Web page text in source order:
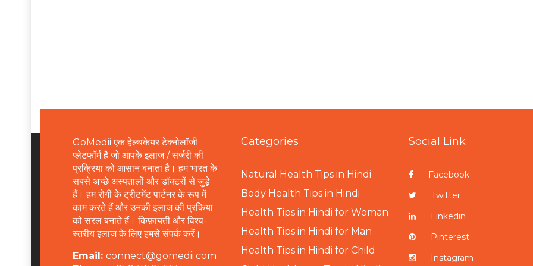
GoMedii एक हेल्थकेयर टेक्नोलॉजी
प्लेटफॉर्म है जो आपके इलाज / सर्जरी की
प्रक्रिया को आसान बनाता है। हम भारत के
सबसे अच्छे अस्पतालों और डॉक्टरों से जुड़े
हैं। हम रोगी के ट्रीटमेंट पार्टनर के रूप में
काम करते हैं और उनकी इलाज की प्रकिया
को सरल बनाते हैं। किफ़ायती और विश्व-
स्तरीय इलाज के लिए हमसे संपर्क करें।
Email: connect@gomedii.com
Categories
Natural Health Tips in Hindi
Body Health Tips in Hindi
Health Tips in Hindi for Woman
Health Tips in Hindi for Man
Health Tips in Hindi for Child
Social Link
Facebook
Twitter
Linkedin
Pinterest
Instagram